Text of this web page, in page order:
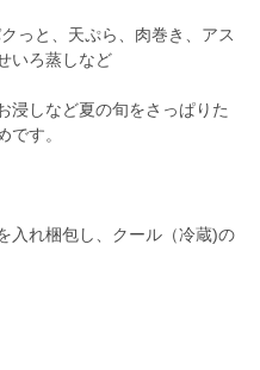
っと、天ぷら、肉巻き、アス
いろ蒸しなど
浸しなど夏の旬をさっぱりた
です。
入れ梱包し、クール（冷蔵)の